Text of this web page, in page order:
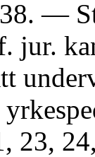
—
jur.
23,